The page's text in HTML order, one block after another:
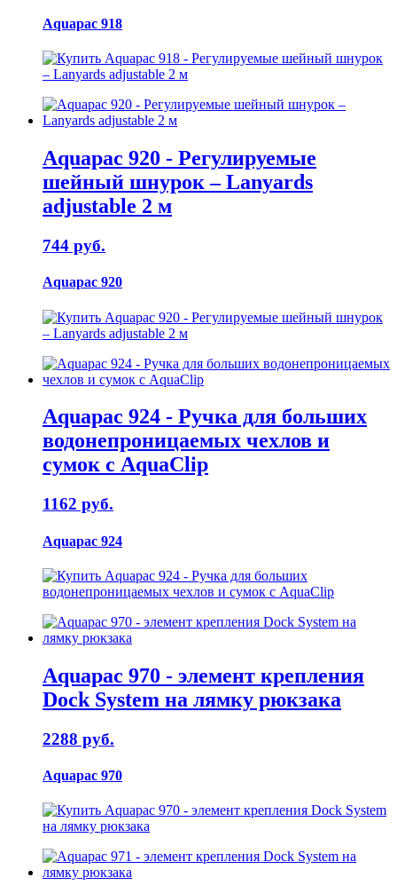
Aquapac 918
Aquapac 920 - Регулируемые
шейный шнурок – Lanyards
adjustable 2 м
744 руб.
Aquapac 920
Aquapac 924 - Ручка для больших
водонепроницаемых чехлов и
сумок с AquaClip
1162 руб.
Aquapac 924
Aquapac 970 - элемент крепления
Dock System на лямку рюкзака
2288 руб.
Aquapac 970